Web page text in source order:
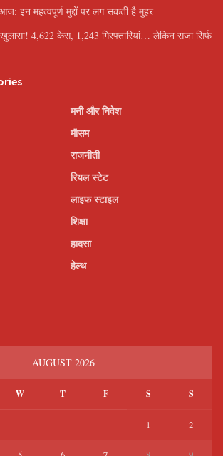
इन महत्वपूर्ण मुद्दों पर लग सकती है मुहर
खुलासा! 4,622 केस, 1,243 गिरफ्तारियां… लेकिन सजा सिर्फ
मनी और निवेश
मौसम
राजनीती
रियल स्टेट
लाइफ स्टाइल
शिक्षा
हादसा
हेल्थ
AUGUST 2026
W T F S S
1 2